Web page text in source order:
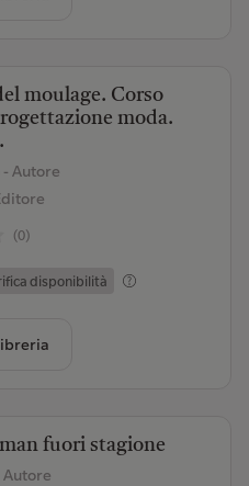
moulage. Corso
moda.
- Autore
(0)
disponibilità
fuori stagione
Autore